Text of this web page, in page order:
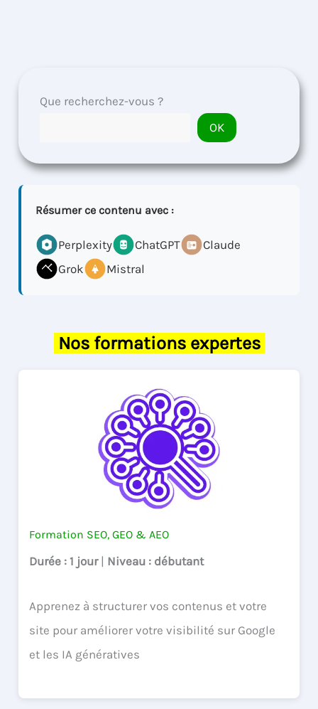
Que recherchez-vous ?
OK
Résumer ce contenu avec :
Perplexity ChatGPT
Claude
Grok
Mistral
Nos formations expertes
Formation SEO, GEO & AEO
Durée : 1 jour | Niveau : débutant
Apprenez à structurer vos contenus et votre
site pour améliorer votre visibilité sur Google
et les IA génératives